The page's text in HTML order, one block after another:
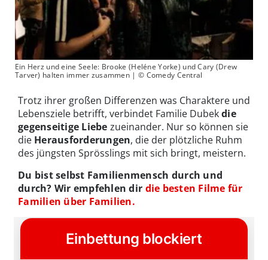
Ein Herz und eine Seele: Brooke (Heléne Yorke) und Cary (Drew
Tarver) halten immer zusammen | © Comedy Central
Trotz ihrer großen Differenzen was Charaktere und
Lebensziele betrifft, verbindet Familie Dubekdie
gegenseitige Liebe zueinander. Nur so können sie
die Herausforderungen, die der plötzliche Ruhm
des jüngsten Sprösslings mit sich bringt, meistern.
Du bist selbst Familienmensch durch und
durch? Wir empfehlen dir die besten Filme für
Familien über Familien.